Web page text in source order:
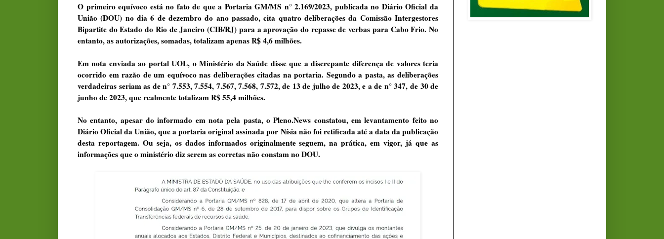
O primeiro equívoco está no fato de que a Portaria GM/MS n° 2.169/2023, publicada no Diário Oficial da
União (DOU) no dia 6 de dezembro do ano passado, cita quatro deliberações da Comissão Intergestores
Bipartite do Estado do Rio de Janeiro (CIB/RJ) para a aprovação do repasse de verbas para Cabo Frio. No
entanto, as autorizações, somadas, totalizam apenas R$ 4,6 milhões.
Em nota enviada ao portal UOL, o Ministério da Saúde disse que a discrepante diferença de valores teria
ocorrido em razão de um equívoco nas deliberações citadas na portaria. Segundo a pasta, as deliberações
verdadeiras seriam as de n° 7.553,7.554, 7.567,7.568, 7.572, de 13 de julho de 2023, e a de n°347, de 30 de
junho de 2023, que realmente totalizam R$ 55,4 milhões.
No entanto, apesar do informado em nota pela pasta, o Pleno.News constatou, em levantamento feito no
Diário Oficial da União, que a portaria original assinada por Nísia não foi retificada até a data da publicação
desta reportagem. Ou seja, os dados informados originalmente seguem, na prática, em vigor, já que as
informações que o ministério diz serem as corretas não constam no DOU.